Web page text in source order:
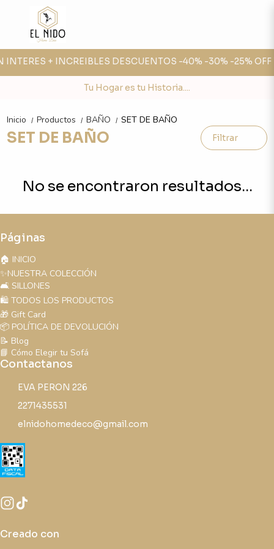
INTERES + INCREIBLES DESCUENTOS -40% -30% -25% OFF
Tu Hogar es tu Historia....
Inicio / Productos / BAÑO / SET DE BAÑO
SET DE BAÑO Filtrar
No se encontraron resultados...
Páginas
🏠 INICIO
✨NUESTRA COLECCIÓN
🛋️ SILLONES
🛍️ TODOS LOS PRODUCTOS
🎁 Gift Card
📦 POLÍTICA DE DEVOLUCIÓN
📝 Blog
📘 Cómo Elegir tu Sofá
Contactanos
EVA PERON 226
2271435531
elnidohomedeco@gmail.com
Creado con